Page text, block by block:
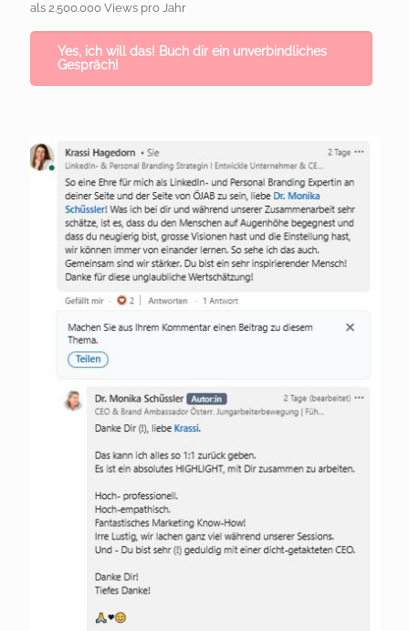
als 2.500.000 Views pro Jahr
Yes, ich will das! Buch dir ein unverbindliches
Gespräch!